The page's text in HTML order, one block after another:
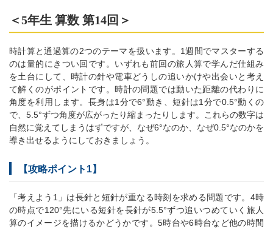
＜5年生 算数 第14回＞
時計算と通過算の2つのテーマを扱います。1週間でマスターする
のは量的にきつい回です。いずれも前回の旅人算で学んだ仕組み
を土台にして、時計の針や電車どうしの追いかけや出会いと考え
て解くのがポイントです。時計の問題では動いた距離の代わりに
角度を利用します。長身は1分で6°動き、短針は1分で0.5°動くの
で、5.5°ずつ角度が広がったり縮まったりします。これらの数字は
自然に覚えてしまうはずですが、なぜ6°なのか、なぜ0.5°なのかを
導き出せるようにしておきましょう。
【攻略ポイント1】
「考えよう1」は長針と短針が重なる時刻を求める問題です。4時
の時点で120°先にいる短針を長針が5.5°ずつ追いつめていく旅人
算のイメージを描けるかどうかです。5時台や6時台など他の時間